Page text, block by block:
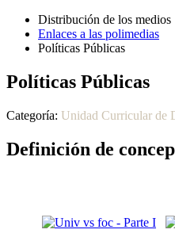
Distribución de los medios
Enlaces a las polimedias
Políticas Públicas
Políticas Públicas
Categoría: Unidad Curricular de
Definición de